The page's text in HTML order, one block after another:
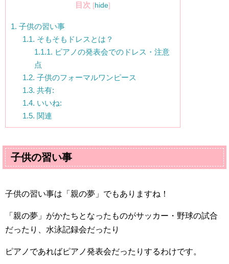
目次 [hide]
1. 子供の習い事
1.1. そもそもドレスとは？
1.1.1. ピアノの発表会でのドレス・注意
点
1.2. 子供のフォーマルワンピース
1.3. 共有:
1.4. いいね:
1.5. 関連
子供の習い事
子供の習い事は「親の夢」でもありますね！
「親の夢」がかたちとなったものがサッカー・野球の試合
だったり、水泳記録会だったり
ピアノであればピアノ発表会だったりするわけです。